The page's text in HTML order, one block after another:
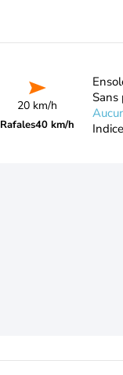
20 km/h
Rafales40 km/h
Sans